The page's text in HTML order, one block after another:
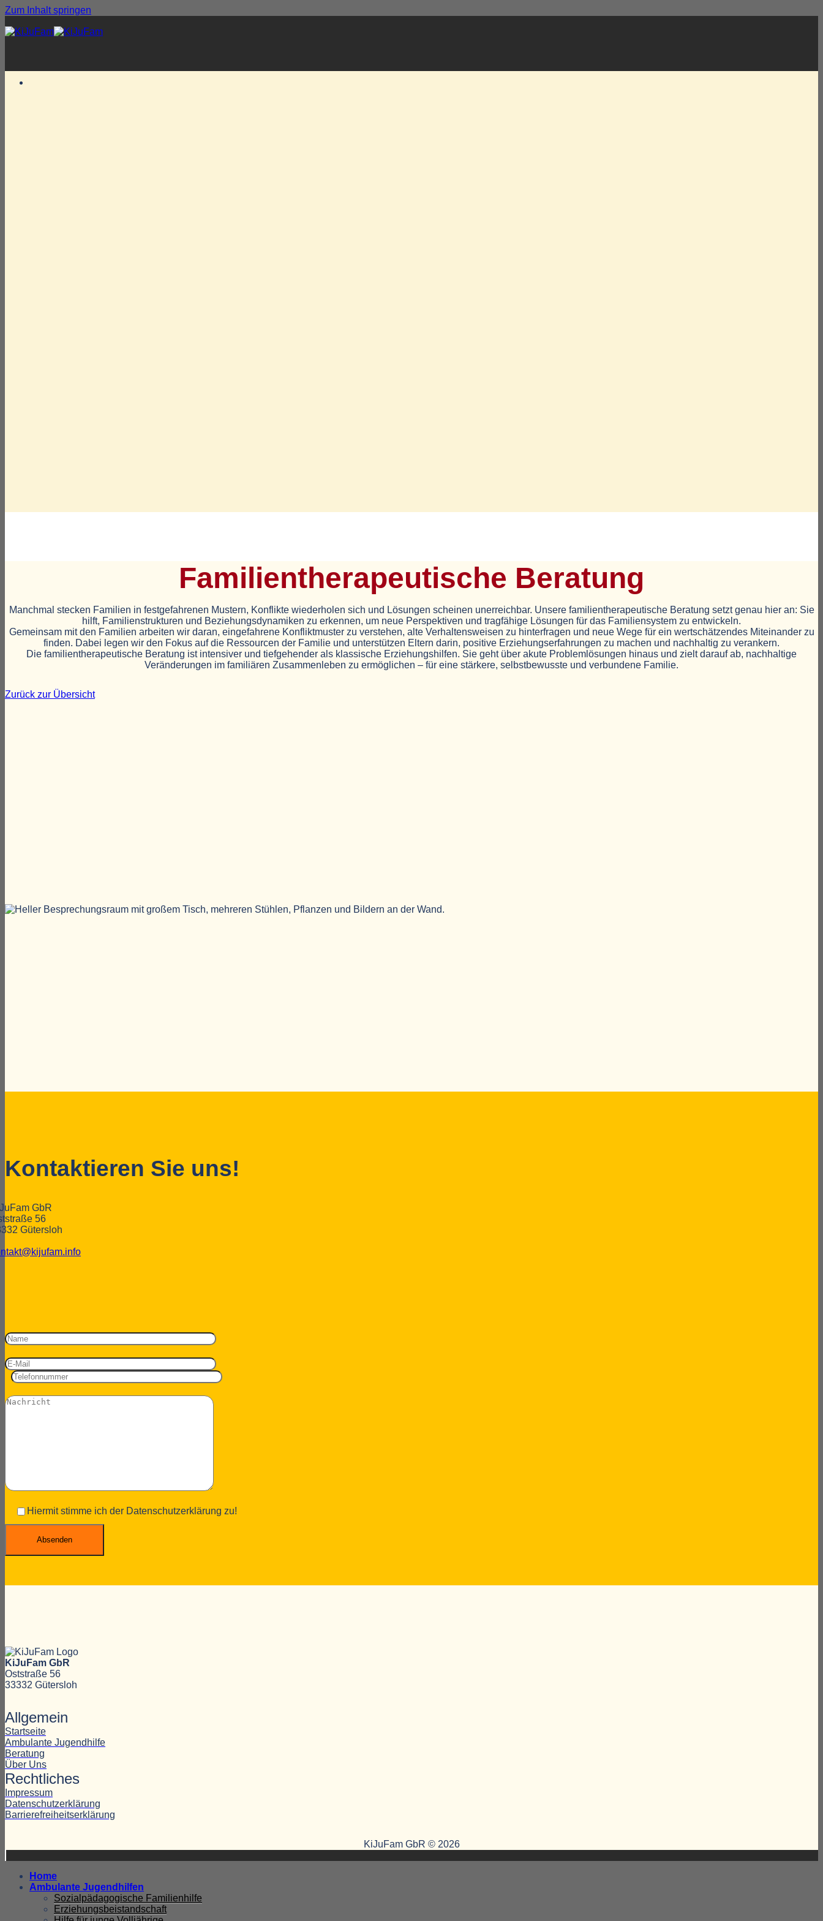
Zum Inhalt springen
Familien­therapeutische Beratung
Manchmal stecken Familien in festgefahrenen Mustern, Konflikte wiederholen sich und Lösungen scheinen unerreichbar. Unsere familientherapeutische Beratung setzt genau hier an: Sie
hilft, Familienstrukturen und Beziehungsdynamiken zu erkennen, um neue Perspektiven und tragfähige Lösungen für das Familiensystem zu entwickeln.
Gemeinsam mit den Familien arbeiten wir daran, eingefahrene Konfliktmuster zu verstehen, alte Verhaltensweisen zu hinterfragen und neue Wege für ein wertschätzendes Miteinander zu
finden. Dabei legen wir den Fokus auf die Ressourcen der Familie und unterstützen Eltern darin, positive Erziehungserfahrungen zu machen und nachhaltig zu verankern.
Die familientherapeutische Beratung ist intensiver und tiefgehender als klassische Erziehungshilfen. Sie geht über akute Problemlösungen hinaus und zielt darauf ab, nachhaltige
Veränderungen im familiären Zusammenleben zu ermöglichen – für eine stärkere, selbstbewusste und verbundene Familie.
Zurück zur Übersicht
Kontaktieren Sie uns!
GbR
56
Gütersloh
Hiermit stimme ich der Datenschutzerklärung zu!
KiJuFam GbR
Oststraße 56
33332 Gütersloh
Allgemein
Startseite
Ambulante Jugendhilfe
Beratung
Über Uns
Rechtliches
Impressum
Datenschutzerklärung
Barrierefreiheitserklärung
KiJuFam GbR © 2026
Home
Ambulante Jugendhilfen
Sozialpädagogische Familienhilfe
Erziehungsbeistandschaft